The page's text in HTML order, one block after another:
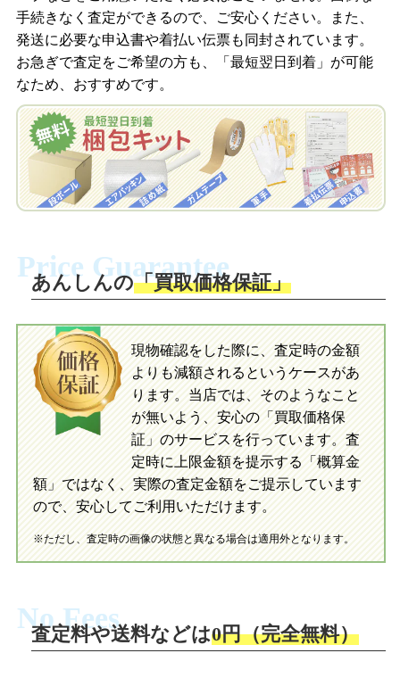
梱包キットをメールで申し込み
査定結果をメールで確認し、梱包キット
を申し込みます。梱包キットは送料無料
でお届けします。
自宅でおもちゃを発送・梱包
梱包キットに同封する発送ガイドの手順
送。当店へ無料で発送いただけます。
入金完了
当店に査定したおもちゃがご到着後、ご
指定の口座に即日入金可能です。
買取の流れ 写真の撮影方法
信します。
梱包キットをLINEで申し込み
査定結果をLINEで確認し、梱包キットを
申し込みます。梱包キットは送料無料で
お届けします。
自宅でおもちゃを発送・梱包
ださい。お電話にて集荷依頼を行い発
送。当店へ無料で発送いただけます。
当店に査定したおもちゃがご到着後、ご
指定の口座に即日入金可能です。
初めての方へ LINE査定の流れ 写真の撮影方法
手続きなく査定ができるので、ご安心ください。また、
発送に必要な申込書や着払い伝票も同封されています。
お急ぎで査定をご希望の方も、「最短翌日到着」が可能
なため、おすすめです。
Price Guarantee
あんしんの「買取価格保証」
現物確認をした際に、査定時の金額
よりも減額されるというケースがあ
ります。当店では、そのようなこと
が無いよう、安心の「買取価格保
証」のサービスを行っています。査
定時に上限金額を提示する「概算金
額」ではなく、実際の査定金額をご提示しています
ので、安心してご利用いただけます。
※ただし、査定時の画像の状態と異なる場合は適用外となります。
No Fees
査定料や送料などは0円（完全無料）